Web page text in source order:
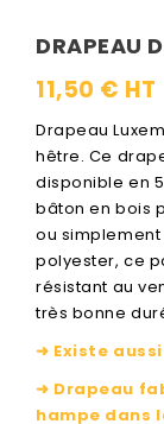
DRAPEAU
11,50 € HT
Drapeau
hêtre. Ce
disponible en
bâton en bois
ou
polyester, ce
résistant au
très bonne
➜ Existe
➜ Drapeau
hampe dans